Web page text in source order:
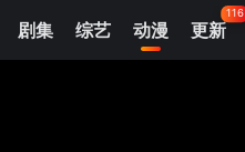
剧集 综艺 动漫 更新
116